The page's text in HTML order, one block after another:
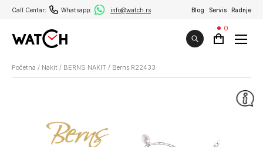
Call Centar: Whatsapp: info@watch.rs Blog Servis Radnje
0
Početna / Nakit / BERNS NAKIT / Berns R22433